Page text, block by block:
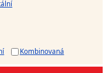
Kombinovaná